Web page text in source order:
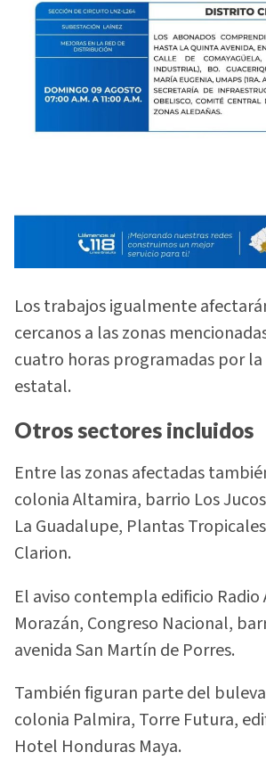
Los trabajos igualmente
cercanos a las zonas
cuatro horas programadas por
estatal.
Otros sectores incluidos
Entre las zonas afectadas
colonia Altamira, barrio Los
La Guadalupe, Plantas
Clarion.
El aviso contempla edificio Radio
Morazán, Congreso Nacional,
avenida San Martín de Porres.
También figuran parte del
colonia Palmira, Torre Futura,
Hotel Honduras Maya.